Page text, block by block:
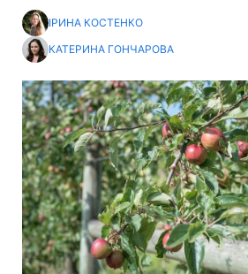
ІРИНА КОСТЕНКО
КАТЕРИНА ГОНЧАРОВА